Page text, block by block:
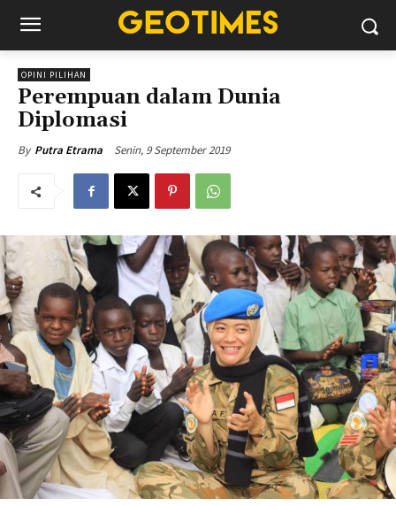
OPINI PILIHAN
Perempuan dalam Dunia
Diplomasi
By Putra Etrama Senin, 9 September 2019